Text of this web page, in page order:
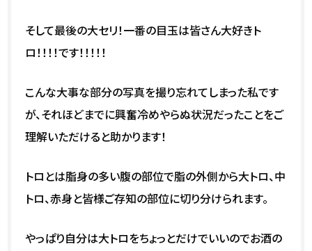
そして最後の大セリ！一番の目玉は皆さん大好きト
ロ！！！！です！！！！！
こんな大事な部分の写真を撮り忘れてしまった私です
が、それほどまでに興奮冷めやらぬ状況だったことをご
理解いただけると助かります！
トロとは脂身の多い腹の部位で脂の外側から大トロ、中
トロ、赤身と皆様ご存知の部位に切り分けられます。
やっぱり自分は大トロをちょっとだけでいいのでお酒の